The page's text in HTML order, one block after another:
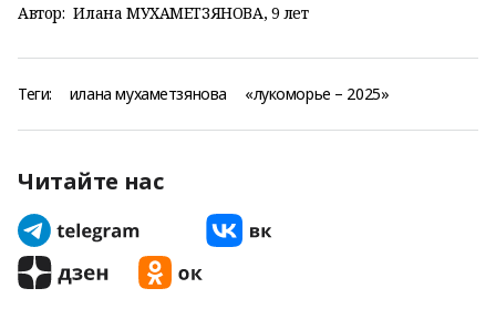
Автор: Илана МУХАМЕТЗЯНОВА, 9 лет
Теги: илана мухаметзянова «лукоморье – 2025»
Читайте нас